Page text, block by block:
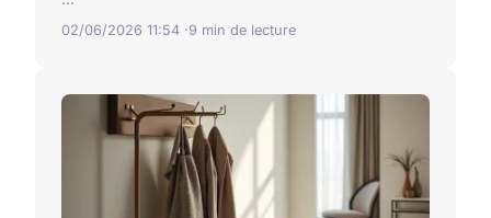
02/06/2026 11:54 9 min de lecture